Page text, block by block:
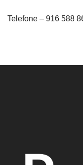
Telefone – 916 588